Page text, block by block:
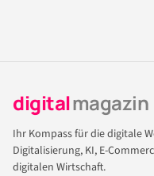
digitalmagazin
Ihr Kompass für die digitale
Digitalisierung, KI, E-
digitalen Wirtschaft.